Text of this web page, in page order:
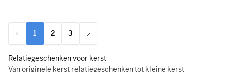
U lees momenteel pagina
1
Pagina
2
Pagina
3
Relatiegeschenken voor kerst
Van originele kerst relatiegeschenken tot kleine kerst